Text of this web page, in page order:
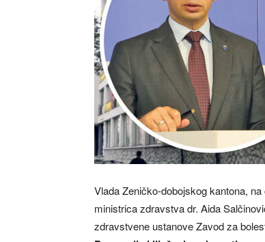
Vlada Zeničko-dobojskog kantona,
ministrica zdravstva dr. Aida
zdravstvene ustanove Zavod za